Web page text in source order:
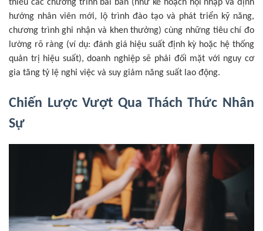
thiếu các chương trình bài bản (như kế hoạch hội nhập và định
hướng nhân viên mới, lộ trình đào tạo và phát triển kỹ năng,
chương trình ghi nhận và khen thưởng) cùng những tiêu chí đo
lường rõ ràng (ví dụ: đánh giá hiệu suất định kỳ hoặc hệ thống
quản trị hiệu suất), doanh nghiệp sẽ phải đối mặt với nguy cơ
gia tăng tỷ lệ nghỉ việc và suy giảm năng suất lao động.
Chiến Lược Vượt Qua Thách Thức Nhân
Sự